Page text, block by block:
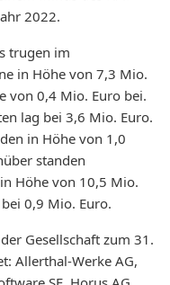
2022.
trugen im
in Höhe von 7,3 Mio.
von 0,4 Mio. Euro bei.
lag bei 3,6 Mio. Euro.
in Höhe von 1,0
standen
Höhe von 10,5 Mio.
0,9 Mio. Euro.
Gesellschaft zum 31.
Allerthal-Werke AG,